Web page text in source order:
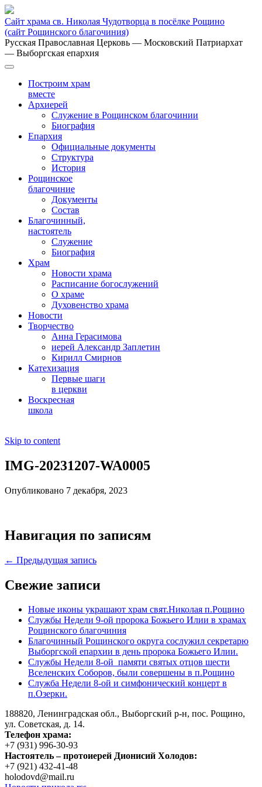
Сайт храма св. Николая Чудотворца в посёлке Рощино
(сайт Рощинского благочиния)
Русская Православная Церковь — Московский Патриархат
— Выборгская епархия
Построим храм
вместе
Архиерей
Служение в Рощинском благочинии
Биография
Епархия
Официальные документы
Структура
История
Рощинское
благочиние
Документы
Состав
Благочинный,
настоятель
Служение
Биография
Храм
Новости храма
Расписание богослужений
О храме
Духовенство храма
Новости
Творчество
Анна Герасимова
иерей Александр Заплетин
Кирилл Смирнов
Катехизация
Первые шаги
в церкви
Воскресная
школа
Skip to content
IMG-20231207-WA0005
Опубликовано 7 декабря, 2023
Навигация по записям
← Предыдущая запись
Свежие записи
Новые иконы украшают храм свят.Николая п.Рощино
Службы Недели 9-ой пророка Божьего Илии в храмах
Рощинского благочиния
Благочинный Рощинского округа сослужил секретарю
Выборгской епархии в день пророка Божьего Илии.
Службы Недели 8-ой памяти святых отцов шести
Вселенских Соборов, были совершены в п.Рощино
Служба Недели 8-ой и симфонический концерт в
п.Озерки.
188820, Ленинградская обл., Выборгский р-н, пос. Рощино,
ул. Советская, д. 14.
Телефон храма:
+7 (931) 996-30-93
Настоятель – протоиерей Дионисий Холодов:
+7 (921) 432-41-48
holodovd@mail.ru